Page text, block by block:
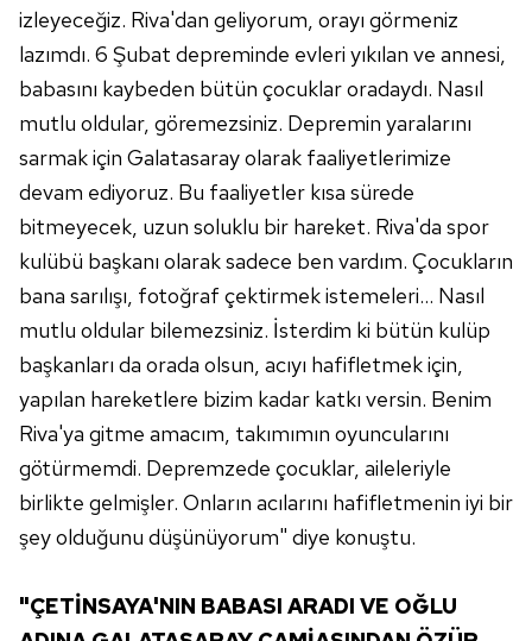
izleyeceğiz. Riva'dan geliyorum, orayı görmeniz
lazımdı. 6 Şubat depreminde evleri yıkılan ve annesi,
babasını kaybeden bütün çocuklar oradaydı. Nasıl
mutlu oldular, göremezsiniz. Depremin yaralarını
sarmak için Galatasaray olarak faaliyetlerimize
devam ediyoruz. Bu faaliyetler kısa sürede
bitmeyecek, uzun soluklu bir hareket. Riva'da spor
kulübü başkanı olarak sadece ben vardım. Çocukların
bana sarılışı, fotoğraf çektirmek istemeleri... Nasıl
mutlu oldular bilemezsiniz. İsterdim ki bütün kulüp
başkanları da orada olsun, acıyı hafifletmek için,
yapılan hareketlere bizim kadar katkı versin. Benim
Riva'ya gitme amacım, takımımın oyuncularını
götürmemdi. Depremzede çocuklar, aileleriyle
birlikte gelmişler. Onların acılarını hafifletmenin iyi bir
şey olduğunu düşünüyorum" diye konuştu.
"ÇETİNSAYA'NIN BABASI ARADI VE OĞLU